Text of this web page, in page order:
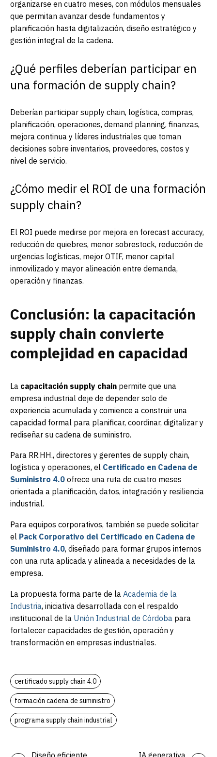
organizarse en cuatro meses, con módulos mensuales
que permitan avanzar desde fundamentos y
planificación hasta digitalización, diseño estratégico y
gestión integral de la cadena.
¿Qué perfiles deberían participar en
una formación de supply chain?
Deberían participar supply chain, logística, compras,
planificación, operaciones, demand planning, finanzas,
mejora continua y líderes industriales que toman
decisiones sobre inventarios, proveedores, costos y
nivel de servicio.
¿Cómo medir el ROI de una formación
supply chain?
El ROI puede medirse por mejora en forecast accuracy,
reducción de quiebres, menor sobrestock, reducción de
urgencias logísticas, mejor OTIF, menor capital
inmovilizado y mayor alineación entre demanda,
operación y finanzas.
Conclusión: la capacitación
supply chain convierte
complejidad en capacidad
La capacitación supply chain permite que una
empresa industrial deje de depender solo de
experiencia acumulada y comience a construir una
capacidad formal para planificar, coordinar, digitalizar y
rediseñar su cadena de suministro.
Para RR.HH., directores y gerentes de supply chain,
logística y operaciones, el Certificado en Cadena de
Suministro 4.0 ofrece una ruta de cuatro meses
orientada a planificación, datos, integración y resiliencia
industrial.
Para equipos corporativos, también se puede solicitar
el Pack Corporativo del Certificado en Cadena de
Suministro 4.0, diseñado para formar grupos internos
con una ruta aplicada y alineada a necesidades de la
empresa.
La propuesta forma parte de la Academia de la
Industria, iniciativa desarrollada con el respaldo
institucional de la Unión Industrial de Córdoba para
fortalecer capacidades de gestión, operación y
transformación en empresas industriales.
certificado supply chain 4.0
formación cadena de suministro
programa supply chain industrial